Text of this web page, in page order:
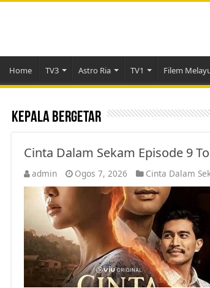
Home TV3 Astro Ria TV1 Filem
Kepala Bergetar
Cinta Dalam Sekam Episode 9
admin Ogos 7, 2026 Cinta Dalam